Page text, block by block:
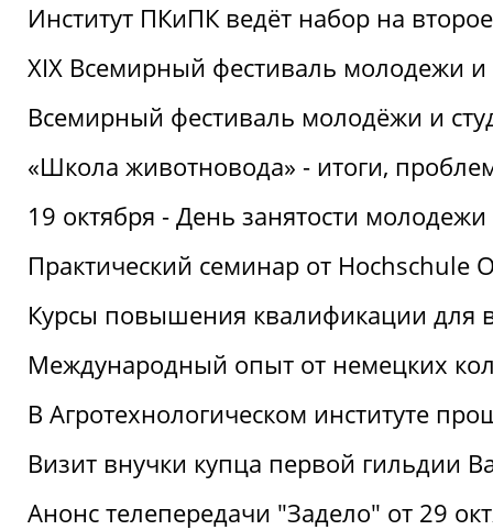
Институт ПКиПК ведёт набор на
XIX Всемирный фестиваль молодежи
Всемирный фестиваль молодёжи и
«Школа животновода» - итоги,
19 октября - День занятости молодежи
Практический семинар от Hochschule
Курсы повышения квалификации для
Международный опыт от немецких
В Агротехнологическом институте
Визит внучки купца первой гильдии
Анонс телепередачи "Задело" от 29